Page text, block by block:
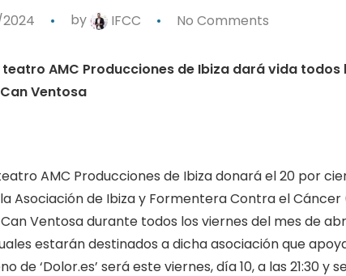
by IFCC No Comments
AMC Producciones de Ibiza dará vida
Can Ventosa
AMC Producciones de Ibiza donará el 20 por
la Asociación de Ibiza y Formentera Contra el
Ventosa durante todos los viernes del mes de
estarán destinados a dicha asociación que
de ‘Dolor.es’ será este viernes, día 10, a las 21:30 y